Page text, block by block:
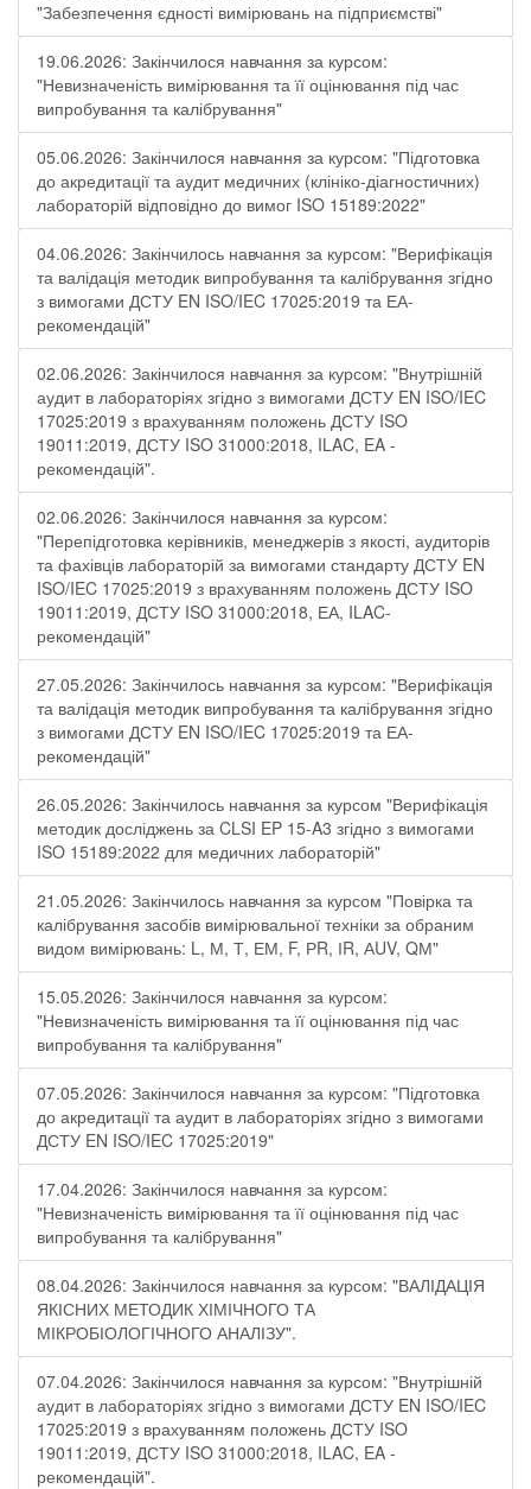
"Забезпечення єдності вимірювань на підприємстві"
19.06.2026: Закінчилося навчання за курсом:
"Невизначеність вимірювання та її оцінювання під час
випробування та калібрування"
05.06.2026: Закінчилося навчання за курсом: "Підготовка
до акредитації та аудит медичних (клініко-діагностичних)
лабораторій відповідно до вимог ISO 15189:2022"
04.06.2026: Закінчилось навчання за курсом: "Верифікація
та валідація методик випробування та калібрування згідно
з вимогами ДСТУ EN ISO/IEC 17025:2019 та ЕА-
рекомендацій"
02.06.2026: Закінчилося навчання за курсом: "Внутрішній
аудит в лабораторіях згідно з вимогами ДСТУ EN ISO/IEC
17025:2019 з врахуванням положень ДСТУ ISO
19011:2019, ДСТУ ISO 31000:2018, ILAC, EA -
рекомендацій".
02.06.2026: Закінчилося навчання за курсом:
"Перепідготовка керівників, менеджерів з якості, аудиторів
та фахівців лабораторій за вимогами стандарту ДСТУ EN
ISO/IEC 17025:2019 з врахуванням положень ДСТУ ISO
19011:2019, ДСТУ ISO 31000:2018, ЕА, ILAC-
рекомендацій"
27.05.2026: Закінчилось навчання за курсом: "Верифікація
та валідація методик випробування та калібрування згідно
з вимогами ДСТУ EN ISO/IEC 17025:2019 та ЕА-
рекомендацій"
26.05.2026: Закінчилось навчання за курсом "Верифікація
методик досліджень за CLSI EP 15-A3 згідно з вимогами
ISO 15189:2022 для медичних лабораторій"
21.05.2026: Закінчилось навчання за курсом "Повірка та
калібрування засобів вимірювальної техніки за обраним
видом вимірювань: L, М, Т, ЕМ, F, РR, ІR, АUV, QМ"
15.05.2026: Закінчилося навчання за курсом:
"Невизначеність вимірювання та її оцінювання під час
випробування та калібрування"
07.05.2026: Закінчилося навчання за курсом: "Підготовка
до акредитації та аудит в лабораторіях згідно з вимогами
ДСТУ EN ISO/IEC 17025:2019"
17.04.2026: Закінчилося навчання за курсом:
"Невизначеність вимірювання та її оцінювання під час
випробування та калібрування"
08.04.2026: Закінчилося навчання за курсом: "ВАЛІДАЦІЯ
ЯКІСНИХ МЕТОДИК ХІМІЧНОГО ТА
МІКРОБІОЛОГІЧНОГО АНАЛІЗУ".
07.04.2026: Закінчилося навчання за курсом: "Внутрішній
аудит в лабораторіях згідно з вимогами ДСТУ EN ISO/IEC
17025:2019 з врахуванням положень ДСТУ ISO
19011:2019, ДСТУ ISO 31000:2018, ILAC, EA -
рекомендацій".